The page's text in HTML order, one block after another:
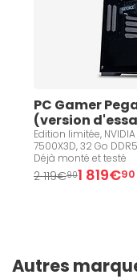
PC Gamer
(version
Edition limitée,
7500X3D, 32 Go
Déjà monté et testé
2 119€901 819€90
Autres